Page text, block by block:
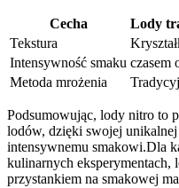
Cecha Lody
Tekstura
Intensywność smaku czasem⁤
Metoda ​mrożenia
Podsumowując, lody⁣ nitro to
lodów, dzięki swojej ⁤unikalnej
intensywnemu smakowi.Dla
kulinarnych ⁢eksperymentach,
przystankiem na smakowej